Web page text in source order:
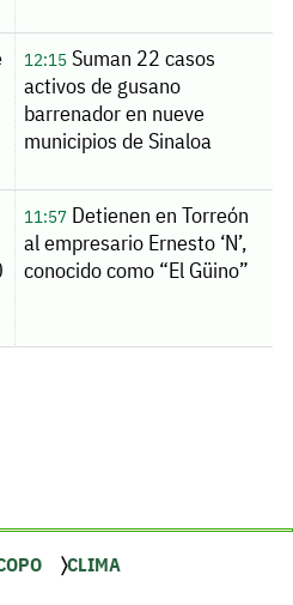
12:15Suman 22 casos
activos de gusano
barrenador en nueve
municipios de Sinaloa
11:57Detienen en Torreón
al empresario Ernesto ‘N’,
conocido como “El Güino”
CLIMA